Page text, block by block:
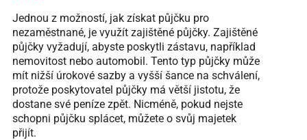
Jednou z možností, jak získat půjčku pro
nezaměstnané, je využít zajištěné půjčky. Zajištěné
půjčky vyžadují, abyste poskytli zástavu, například
nemovitost nebo automobil. Tento typ půjčky může
mít nižší úrokové sazby a vyšší šance na schválení,
protože poskytovatel půjčky má větší jistotu, že
dostane své peníze zpět. Nicméně, pokud nejste
schopni půjčku splácet, můžete o svůj majetek
přijít.